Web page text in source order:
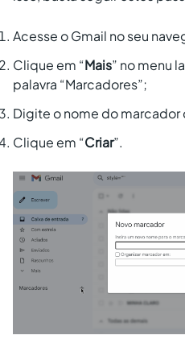
Acesse o Gmail no seu
Clique em “Mais” no menu
palavra “Marcadores”;
Digite o nome do marcador
Clique em “Criar”.